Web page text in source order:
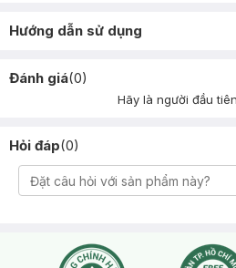
Hướng dẫn sử dụng
Đánh giá(0)
Hãy là người đầu
Hỏi đáp(0)